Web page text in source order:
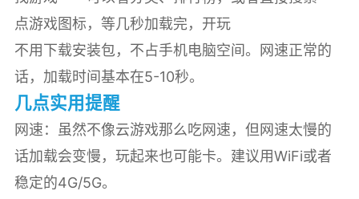
点游戏图标，等几秒加载完，开玩
不用下载安装包，不占手机电脑空间。网速正常的
话，加载时间基本在5-10秒。
几点实用提醒
网速：虽然不像云游戏那么吃网速，但网速太慢的
话加载会变慢，玩起来也可能卡。建议用WiFi或者
稳定的4G/5G。